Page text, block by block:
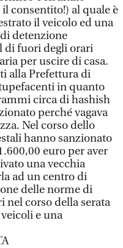
consentito!) al quale è
il veicolo ed una
detenzione
di fuori degli orari
per uscire di casa.
alla Prefettura di
in quanto
circa di hashish
perché vagava
Nel corso dello
hanno sanzionato
euro per aver
una vecchia
ad un centro di
delle norme di
nel corso della serata
e una